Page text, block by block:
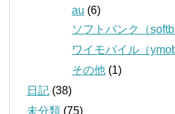
au (6)
ソフトバンク（
ワイモバイル（
その他 (1)
日記 (38)
未分類 (75)